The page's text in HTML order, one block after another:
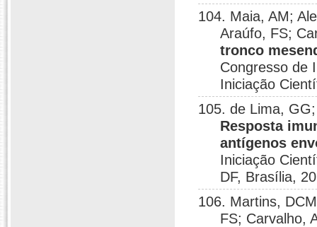
104. Maia, AM;
Araúfo, FS;
tronco
Congresso de
Iniciação
105. de Lima,
Resposta
antígenos
Iniciação
DF, Brasília,
106. Martins,
FS; Carvalho,